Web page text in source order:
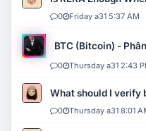
0 Friday a31 5:37 AM
BTC (Bitcoin) -
0 Thursday a31 2:43
What should I verify
0 Thursday a31 8:01